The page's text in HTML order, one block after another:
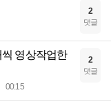
2
댓글
영상작업한
00:15
2
댓글